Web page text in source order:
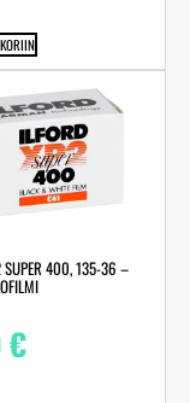
SUPER 400, 135-36 –
€